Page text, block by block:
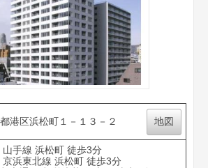
港区浜松町１－１３－２ 地図
山手線 浜松町 徒歩3分
京浜東北線 浜松町 徒歩3分